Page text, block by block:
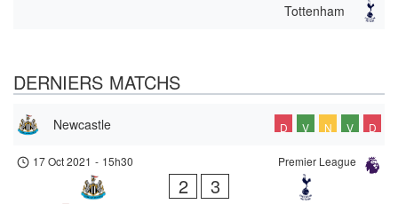
Tottenham
DERNIERS MATCHS
Newcastle D V N V D
Premier League
17 Oct 2021 - 15h30
2 3